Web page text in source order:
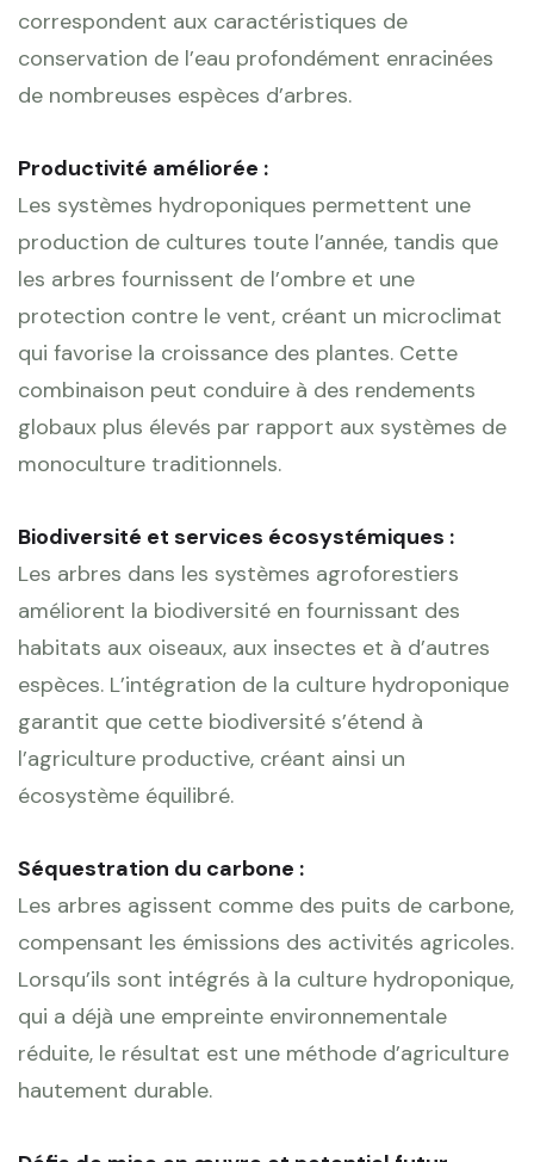
correspondent aux caractéristiques de
conservation de l’eau profondément enracinées
de nombreuses espèces d’arbres.
Productivité améliorée :
Les systèmes hydroponiques permettent une
production de cultures toute l’année, tandis que
les arbres fournissent de l’ombre et une
protection contre le vent, créant un microclimat
qui favorise la croissance des plantes. Cette
combinaison peut conduire à des rendements
globaux plus élevés par rapport aux systèmes de
monoculture traditionnels.
Biodiversité et services écosystémiques :
Les arbres dans les systèmes agroforestiers
améliorent la biodiversité en fournissant des
habitats aux oiseaux, aux insectes et à d’autres
espèces. L’intégration de la culture hydroponique
garantit que cette biodiversité s’étend à
l’agriculture productive, créant ainsi un
écosystème équilibré.
Séquestration du carbone :
Les arbres agissent comme des puits de carbone,
compensant les émissions des activités agricoles.
Lorsqu’ils sont intégrés à la culture hydroponique,
qui a déjà une empreinte environnementale
réduite, le résultat est une méthode d’agriculture
hautement durable.